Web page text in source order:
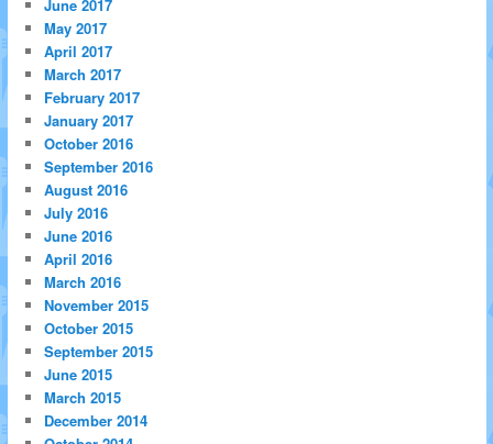
June 2017
May 2017
April 2017
March 2017
February 2017
January 2017
October 2016
September 2016
August 2016
July 2016
June 2016
April 2016
March 2016
November 2015
October 2015
September 2015
June 2015
March 2015
December 2014